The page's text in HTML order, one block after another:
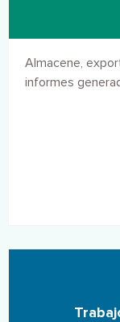
Almacene,
informes